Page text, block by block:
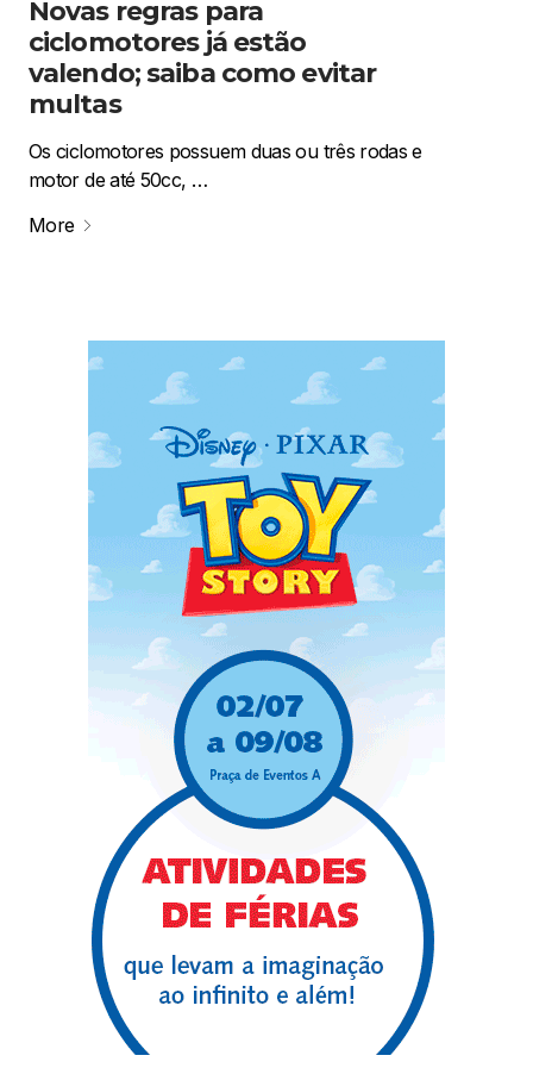
Novas regras para
ciclomotores já estão
valendo; saiba como evitar
multas
Os ciclomotores possuem duas ou três rodas e
motor de até 50cc, …
More